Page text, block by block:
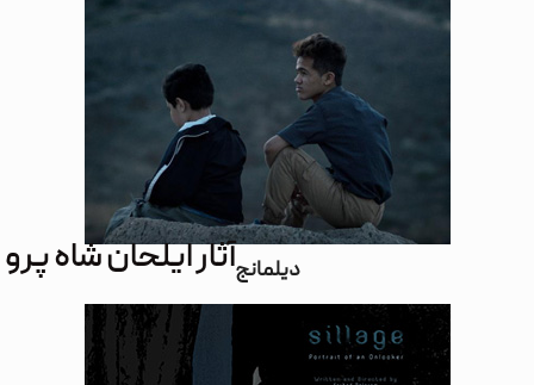
دیلمانجآثار ایلحان شاه پرو